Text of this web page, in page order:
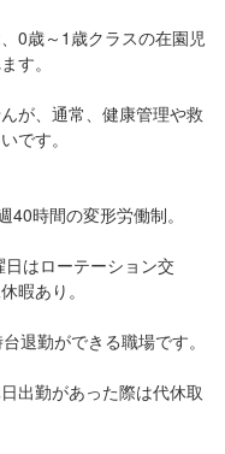
0歳～1歳クラスの在園児
す。​
が、通常、健康管理や救
です。​
時間の変形労働制。​
はローテーション交
暇あり。​
退勤ができる職場です。​
出勤があった際は代休取